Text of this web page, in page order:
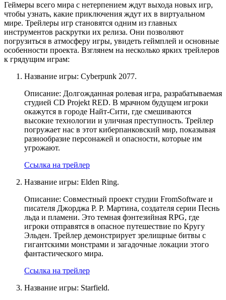
Геймеры всего мира с нетерпением ждут выхода новых игр,
чтобы узнать, какие приключения ждут их в виртуальном
мире. Трейлеры игр становятся одним из главных
инструментов раскрутки их релиза. Они позволяют
погрузиться в атмосферу игры, увидеть геймплей и основные
особенности проекта. Взглянем на несколько ярких трейлеров
к грядущим играм:
Название игры: Cyberpunk 2077.
Описание: Долгожданная ролевая игра, разрабатываемая
студией CD Projekt RED. В мрачном будущем игроки
окажутся в городе Найт-Сити, где смешиваются
высокие технологии и уличная преступность. Трейлер
погружает нас в этот киберпанковский мир, показывая
разнообразие персонажей и опасности, которые им
угрожают.
Ссылка на трейлер
Название игры: Elden Ring.
Описание: Совместный проект студии FromSoftware и
писателя Джорджа Р. Р. Мартина, создателя серии Песнь
льда и пламени. Это темная фэнтезийная RPG, где
игроки отправятся в опасное путешествие по Кругу
Эльден. Трейлер демонстрирует зрелищные битвы с
гигантскими монстрами и загадочные локации этого
фантастического мира.
Ссылка на трейлер
Название игры: Starfield.